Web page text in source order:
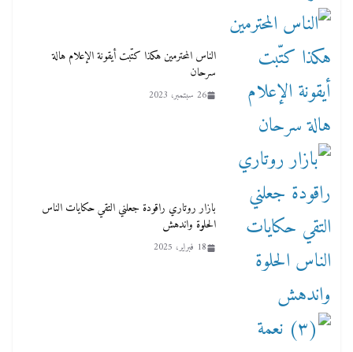
الناس المحترمين هكذا كتّبت أيقونة الإعلام هالة
سرحان
26 سبتمبر، 2023
بازار روتاري راقودة جعلني التقي حكايات الناس
الحلوة واندهش
18 فبراير، 2025